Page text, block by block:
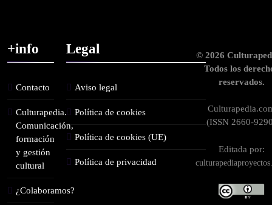
+info
Contacto
Culturapedia.
Comunicación,
formación
y gestión
cultural
¿Colaboramos?
Legal
Aviso legal
Política de cookies
Política de cookies (UE)
Política de privacidad
© 2026
Todos los
reservados.
(ISSN 2660-
Editada por: